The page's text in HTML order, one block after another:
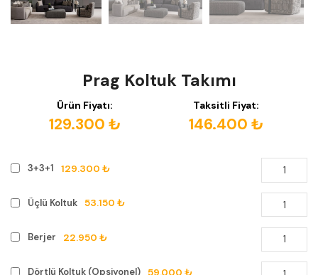
Prag Koltuk Takımı
Ürün Fiyatı:
129.300 ₺
Taksitli Fiyat:
146.400 ₺
3+3+1 129.300 ₺
Üçlü Koltuk 53.150 ₺
Berjer 22.950 ₺
Dörtlü Koltuk (Opsiyonel) 59.000 ₺